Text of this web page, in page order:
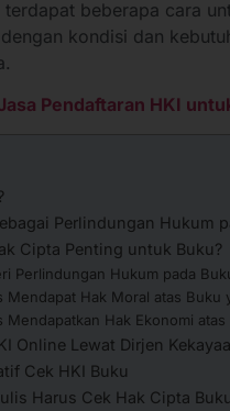
terdapat beberapa cara
kondisi dan
Pendaftaran HKI
Perlindungan Hukum
Cipta Penting untuk Buku?
Perlindungan Hukum pada
Mendapat Hak Moral atas Buku
Mendapatkan Hak Ekonomi
Online Lewat Dirjen
Cek HKI Buku
Harus Cek Hak Cipta